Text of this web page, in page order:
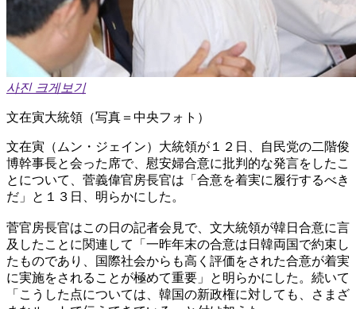
사진 크게보기
文在寅大統領（写真＝中央フォト）
文在寅（ムン・ジェイン）大統領が１２日、自民党の二階俊
博幹事長と会った席で、慰安婦合意に批判的な発言をしたこ
とについて、菅義偉官房長官は「合意を着実に履行するべき
だ」と１３日、明らかにした。
菅官房長官はこの日の記者会見で、文大統領が韓日合意に言
及したことに関連して「一昨年末の合意は日韓両国で約束し
たものであり、国際社会からも高く評価をされた合意が着実
に実施をされることが極めて重要」と明らかにした。続いて
「こうした点については、韓国の新政権に対しても、さまざ